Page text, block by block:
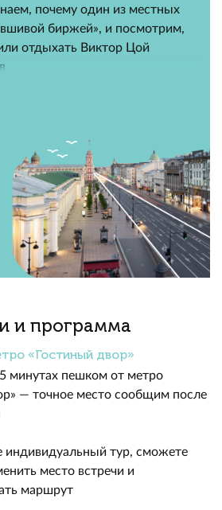
почему один из местных
биржей», и посмотрим,
отдыхать Виктор Цой
и программа
«Гостиный двор»
минутах пешком от метро
— точное место сообщим после
индивидуальный тур, сможете
место встречи и
маршрут